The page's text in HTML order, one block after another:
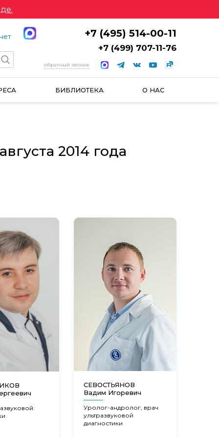
+7 (495) 514-00-11
+7 (499) 707-11-76
обратный звонок
БИБЛИОТЕКА О НАС
2014 года
СЕВОСТЬЯНОВ
Вадим Игоревич
Уролог-андролог, врач
ультразвуковой
диагностики